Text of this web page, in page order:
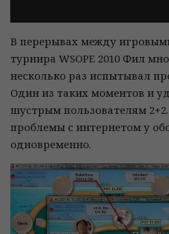
В перерывах между
турнира WSOPE 2010 Фил
несколько раз испытывал
Один из таких моментов и
шустрым пользователям
проблемы с интернетом у
одновременно.